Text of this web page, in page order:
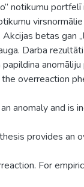
notikumu
betas gan
Darba
overreaction
anomaly and is
provides an
For